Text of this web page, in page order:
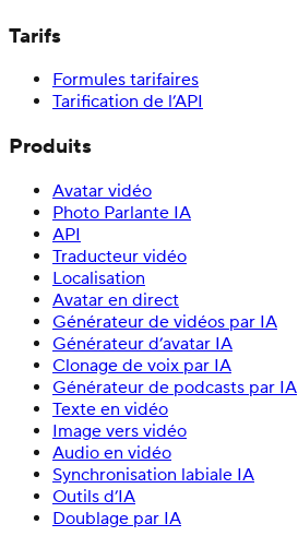
Tarifs
Formules tarifaires
Tarification de l’API
Produits
Avatar vidéo
Photo Parlante IA
API
Traducteur vidéo
Localisation
Avatar en direct
Générateur de vidéos par IA
Générateur d’avatar IA
Clonage de voix par IA
Générateur de podcasts par IA
Texte en vidéo
Image vers vidéo
Audio en vidéo
Synchronisation labiale IA
Outils d’IA
Doublage par IA